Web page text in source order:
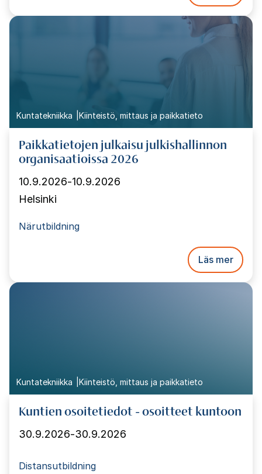
Kuntatekniikka Kiinteistö, mittaus ja paikkatieto
Paikkatietojen julkaisu julkishallinnon
organisaatioissa 2026
10.9.2026-10.9.2026
Helsinki
Närutbildning
Läs mer
Kuntatekniikka Kiinteistö, mittaus ja paikkatieto
Kuntien osoitetiedot - osoitteet kuntoon
30.9.2026-30.9.2026
Distansutbildning